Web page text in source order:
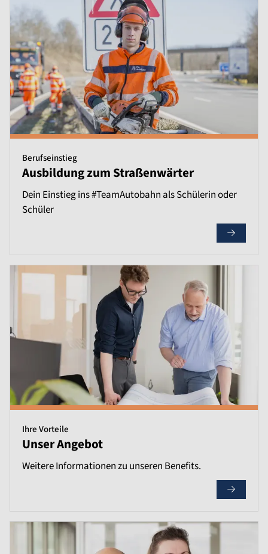
Berufseinstieg
Ausbildung zum Straßenwärter
Dein Einstieg ins #TeamAutobahn als Schülerin oder
Schüler
Ihre Vorteile
Unser Angebot
Weitere Informationen zu unseren Benefits.